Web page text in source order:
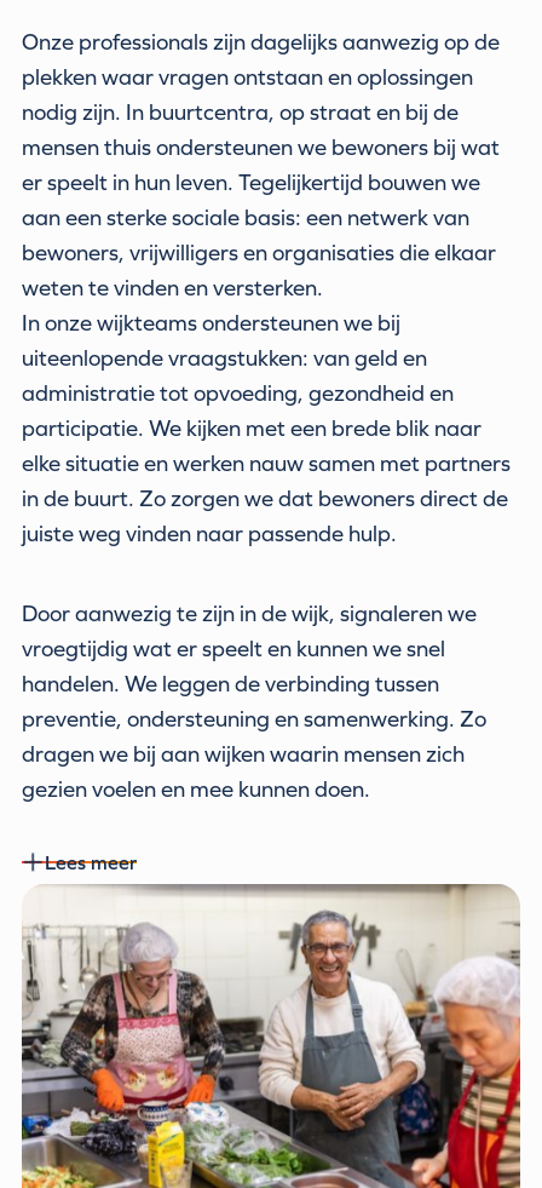
Onze professionals zijn dagelijks aanwezig op de
plekken waar vragen ontstaan en oplossingen
nodig zijn. In buurtcentra, op straat en bij de
mensen thuis ondersteunen we bewoners bij wat
er speelt in hun leven. Tegelijkertijd bouwen we
aan een sterke sociale basis: een netwerk van
bewoners, vrijwilligers en organisaties die elkaar
weten te vinden en versterken.
In onze wijkteams ondersteunen we bij
uiteenlopende vraagstukken: van geld en
administratie tot opvoeding, gezondheid en
participatie. We kijken met een brede blik naar
elke situatie en werken nauw samen met partners
in de buurt. Zo zorgen we dat bewoners direct de
juiste weg vinden naar passende hulp.
Door aanwezig te zijn in de wijk, signaleren we
vroegtijdig wat er speelt en kunnen we snel
handelen. We leggen de verbinding tussen
preventie, ondersteuning en samenwerking. Zo
dragen we bij aan wijken waarin mensen zich
gezien voelen en mee kunnen doen.
Lees meer